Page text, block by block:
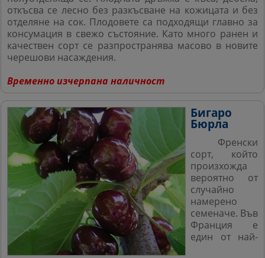
откъсва се лесно без разкъсване на кожицата и без
отделяне на сок. Плодовете са подходящи главно за
консумация в свежо състояние. Като много ранен и
качествен сорт се разпространява масово в новите
черешови насаждения.
Временно изчерпана наличност
Бигаро
Бюрла
Френски
сорт, който
произхожда
вероятно от
случайно
намерено
семеначе. Във
Франция е
един от най-